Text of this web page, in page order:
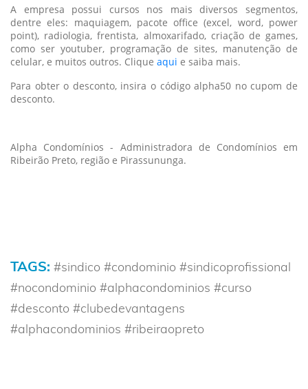
A empresa possui cursos nos mais diversos segmentos,
dentre eles: maquiagem, pacote office (excel, word, power
point), radiologia, frentista, almoxarifado, criação de games,
como ser youtuber, programação de sites, manutenção de
celular, e muitos outros. Clique aqui e saiba mais.
Para obter o desconto, insira o código alpha50 no cupom de
desconto.
Alpha Condomínios - Administradora de Condomínios em
Ribeirão Preto, região e Pirassununga.
TAGS: #sindico #condominio #sindicoprofissional
#nocondominio #alphacondominios #curso
#desconto #clubedevantagens
#alphacondominios #ribeiraopreto